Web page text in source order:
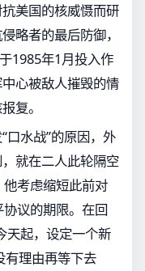
美国的核威慑而研
略者的最后防御，
1985年1月投入作
心被敌人摧毁的情
复。
口水战”的原因，外
就在二人此轮隔空
考虑缩短此前对
议的期限。在回
天起，设定一个新
有理由再等下去